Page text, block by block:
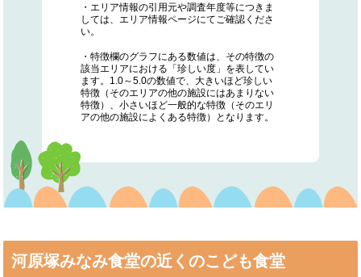
・エリア情報の引用元や調査年度等につきま
しては、エリア情報ページにてご確認くださ
い。
・特徴欄のグラフにある数値は、その特徴の
該当エリアにおける「珍しい度」を表してい
ます。1.0～5.0の数値で、大きいほど珍しい
特徴（そのエリアの他の施設にはあまりない
特徴）、小さいほど一般的な特徴（そのエリ
アの他の施設によくある特徴）となります。
河原塚みなみ食堂の近くのこども食堂